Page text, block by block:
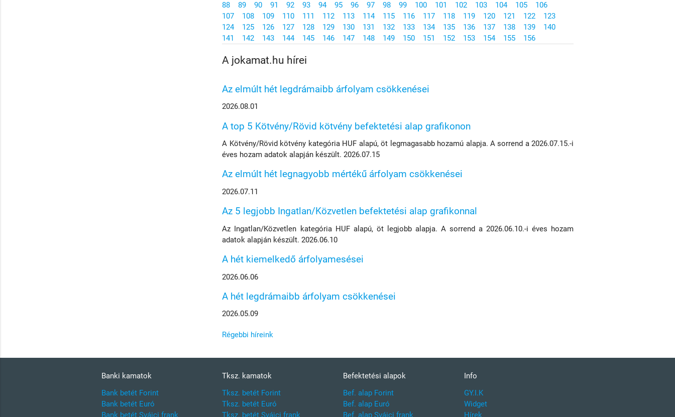
88
89 90 91 92 93 94 95 96 97 98 99 100 101 102 103 104 105
106
107
108 109 110 111 112 113 114 115 116 117 118 119 120 121 122
123
124
125 126 127 128 129 130 131 132 133 134 135 136 137 138 139
140
141
142 143 144 145 146 147 148 149 150 151 152 153 154 155 156
A jokamat.hu hírei
Az elmúlt hét legdrámaibb árfolyam csökkenései
2026.08.01
A top 5 Kötvény/Rövid kötvény befektetési alap grafikonon
A Kötvény/Rövid kötvény kategória HUF alapú, öt legmagasabb hozamú alapja. A sorrend a 2026.07.15.-i
éves hozam adatok alapján készült. 2026.07.15
Az elmúlt hét legnagyobb mértékű árfolyam csökkenései
2026.07.11
Az 5 legjobb Ingatlan/Közvetlen befektetési alap grafikonnal
Az Ingatlan/Közvetlen kategória HUF alapú, öt legjobb alapja. A sorrend a 2026.06.10.-i éves hozam
adatok alapján készült. 2026.06.10
A hét kiemelkedő árfolyamesései
2026.06.06
A hét legdrámaibb árfolyam csökkenései
2026.05.09
Régebbi híreink
Banki kamatok
Bank betét Forint
Bank betét Euró
Bank betét Svájci frank
Tksz. kamatok
Tksz. betét Forint
Tksz. betét Euró
Tksz. betét Svájci frank
Befektetési alapok
Bef. alap Forint
Bef. alap Euró
Bef. alap Svájci frank
Info
GY.I.K
Widget
Hírek